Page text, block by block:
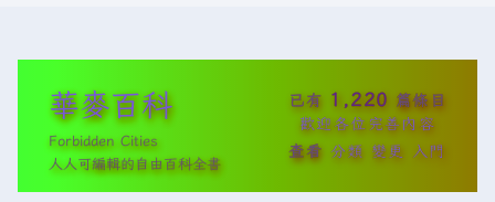
華麥百科
Forbidden Cities
人人可編輯的自由百科全書
已有 1,220 篇條目
歡迎各位完善內容
查看 分類 變更 入門